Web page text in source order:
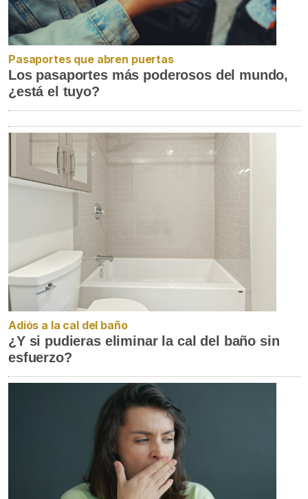
Pasaportes que abren puertas
Los pasaportes más poderosos del mundo,
¿está el tuyo?
Adiós a la cal del baño
¿Y si pudieras eliminar la cal del baño sin
esfuerzo?